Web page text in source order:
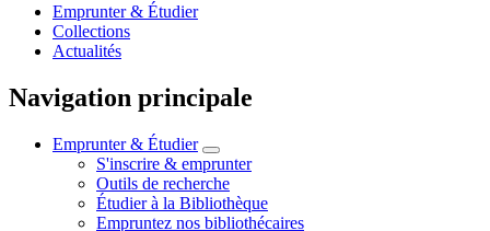
Emprunter & Étudier
Collections
Actualités
Navigation principale
Emprunter & Étudier
S'inscrire & emprunter
Outils de recherche
Étudier à la Bibliothèque
Empruntez nos bibliothécaires